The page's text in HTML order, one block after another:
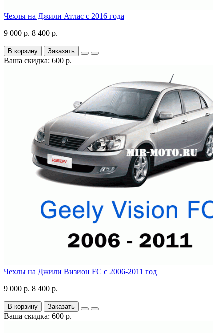
Чехлы на Джили Атлас с 2016 года
9 000 р. 8 400 р.
В корзину Заказать
Ваша скидка: 600 р.
Чехлы на Джили Визион FC с 2006-2011 год
9 000 р. 8 400 р.
В корзину Заказать
Ваша скидка: 600 р.